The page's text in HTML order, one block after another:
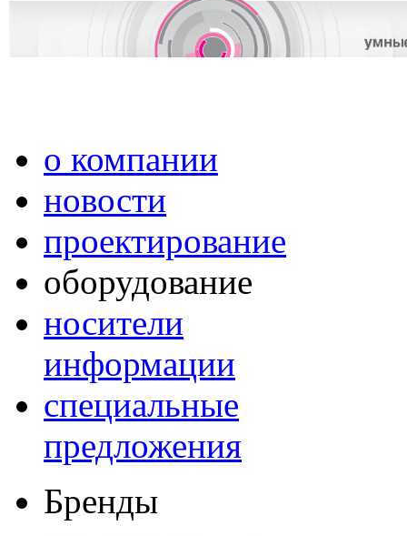
о компании
новости
проектирование
оборудование
носители
информации
специальные
предложения
Бренды